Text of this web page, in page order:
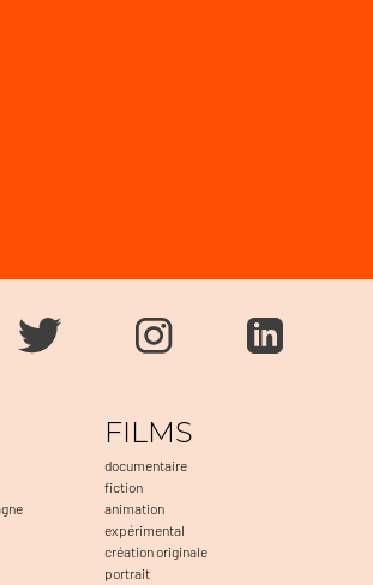
FILMS
documentaire
fiction
animation
expérimental
création originale
portrait